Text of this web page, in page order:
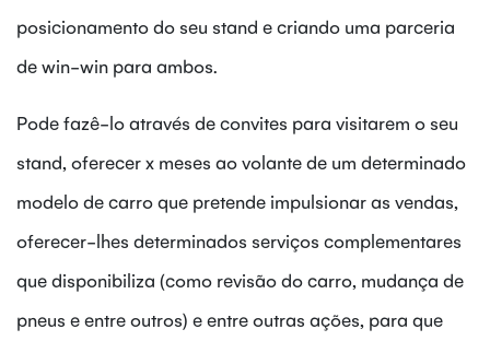
posicionamento do seu stand e criando uma parceria
de win-win para ambos.
Pode fazê-lo através de convites para visitarem o seu
stand, oferecer x meses ao volante de um determinado
modelo de carro que pretende impulsionar as vendas,
oferecer-lhes determinados serviços complementares
que disponibiliza (como revisão do carro, mudança de
pneus e entre outros) e entre outras ações, para que